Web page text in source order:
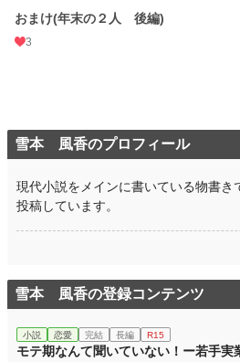
おまけ(年末の２人 後編)
3
雪本 風香のプロフィール
現代小説をメインに書いている物書き
投稿しています。
雪本 風香の登録コンテンツ
小説 恋愛 完結 長編 R15
モテ期なんて聞いていない！ー若手実